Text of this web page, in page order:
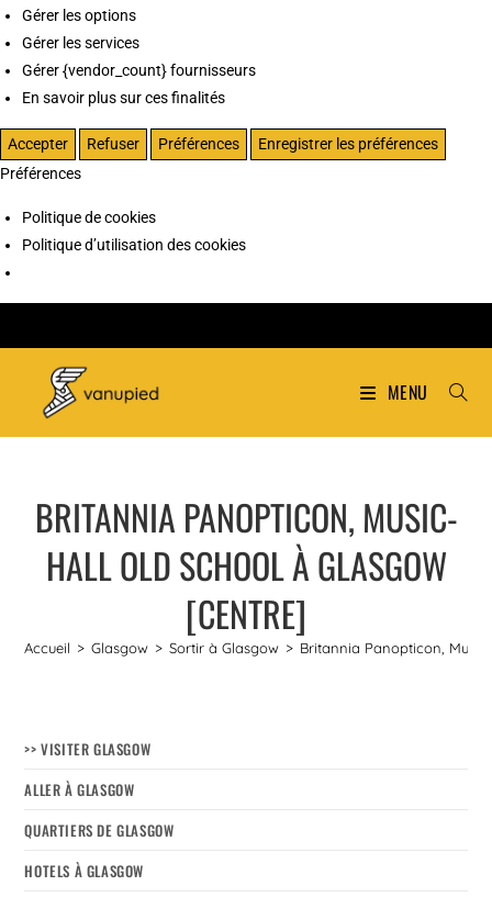
Gérer les options
Gérer les services
Gérer {vendor_count} fournisseurs
En savoir plus sur ces finalités
Accepter Refuser Préférences
Enregistrer les préférences
Préférences
Politique de cookies
Politique d’utilisation des cookies
MENU
BRITANNIA PANOPTICON, MUSIC-
HALL OLD SCHOOL À GLASGOW
[CENTRE]
Accueil > Glasgow > Sortir à Glasgow > Britannia Panopticon,
>> VISITER GLASGOW
ALLER À GLASGOW
QUARTIERS DE GLASGOW
HOTELS À GLASGOW